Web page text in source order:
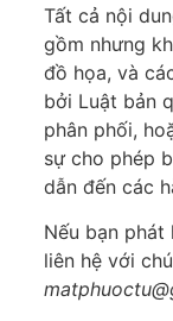
Tất cả nội
gồm nhưng
đồ họa, và
bởi Luật bản
phân phối,
sự cho phép
dẫn đến các
Nếu bạn phát
liên hệ với